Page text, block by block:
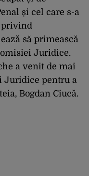
și cel care s-a
privind
să primească
Juridice.
a venit de mai
Juridice pentru a
Bogdan Ciucă.